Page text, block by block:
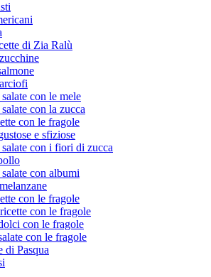
di Zia Ralù
con le mele
con la zucca
con le fragole
e sfiziose
con i fiori di zucca
con albumi
con le fragole
con le fragole
con le fragole
con le fragole
di Pasqua